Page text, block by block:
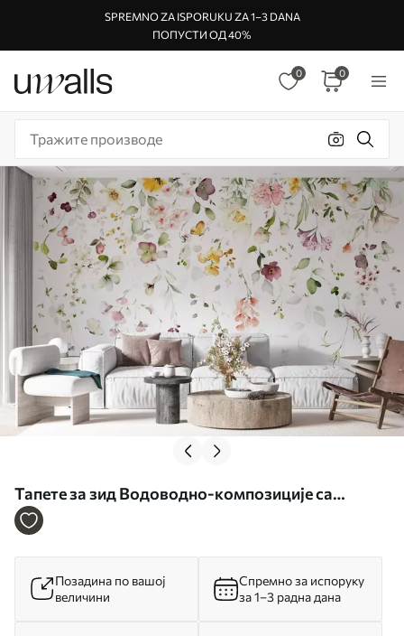
SPREMNO ZA ISPORUKU ZA 1–3 DANA
ПОПУСТИ ОД 40%
0 0
Тапете за зид Водоводно-композиције са
баштенским цвећем бр. u95507
Позадина по вашој
величини
Спремно за испоруку
за 1–3 радна дана